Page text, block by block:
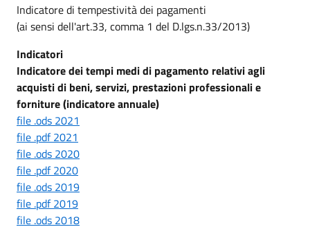
Indicatore di tempestività dei pagamenti
(ai sensi dell'art.33, comma 1 del D.lgs.n.33/2013)
Indicatori
Indicatore dei tempi medi di pagamento relativi agli
acquisti di beni, servizi, prestazioni professionali e
forniture (indicatore annuale)
file .ods 2021
file .pdf 2021
file .ods 2020
file .pdf 2020
file .ods 2019
file .pdf 2019
file .ods 2018